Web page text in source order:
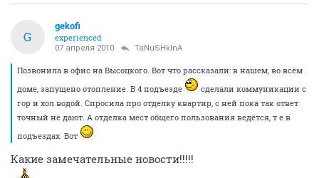
G
gekofi
experienced
07 апреля 2010 TaNuSHkInA
Позвонила в офис на Высоцкого. Вот что рассказали: в нашем, во всём
доме, запущено отопление. В 4 подъезде
сделали коммуникации с
гор и хол водой. Спросила про отделку квартир, с ней пока так ответ
точный не дают. А отделка мест общего пользования ведётся, т е в
подъездах. Вот
Какие замечательные новости!!!!!